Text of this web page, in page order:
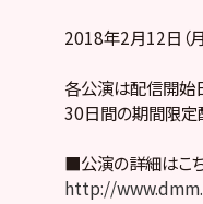
2018年2月12日（
各公演は配信開始
30日間の期間限定
■公演の詳細はこ
http://